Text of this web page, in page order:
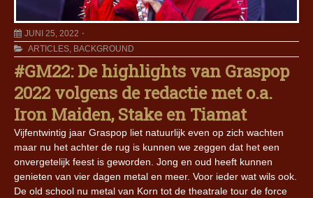
JUNI 25, 2022
ARTICLES, BACKGROUND
#GM22: De highlights van Graspop
2022 volgens de redactie met o.a.
Iron Maiden, Stake en Tiamat
Vijfentwintig jaar Graspop liet natuurlijk even op zich wachten
maar nu het achter de rug is kunnen we zeggen dat het een
onvergetelijk feest is geworden. Jong en oud heeft kunnen
genieten van vier dagen metal en meer. Voor ieder wat wils ook.
De old school nu metal van Korn tot de theatrale tour de force